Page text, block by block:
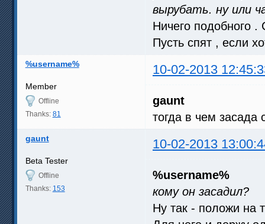
вырубать. ну или
Ничего подобного .
Пусть спят , если
%username% 10-02-2013
Member
Offline
Thanks: 81
gaunt
тогда в чем
gaunt 10-02-2013
Beta Tester
Offline
Thanks: 153
%username%
кому он засадил?
Ну так - положи на